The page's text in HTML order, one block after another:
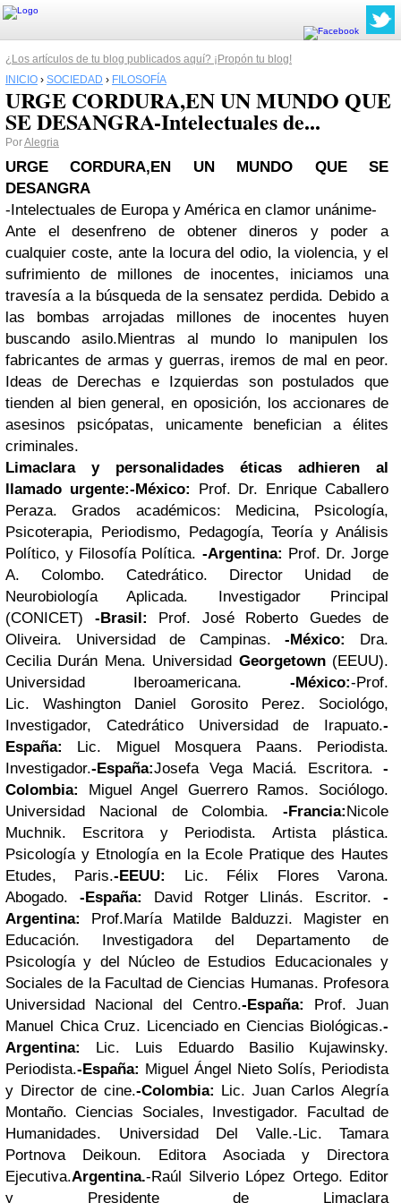
¿Los artículos de tu blog publicados aquí? ¡Propón tu blog!
INICIO › SOCIEDAD › FILOSOFÍA
URGE CORDURA,EN UN MUNDO QUE
SE DESANGRA-Intelectuales de...
PorAlegria
URGE CORDURA,EN UN MUNDO QUE SE
DESANGRA
-Intelectuales de Europa y América en clamor unánime-
Ante el desenfreno de obtener dineros y poder a
cualquier coste, ante la locura del odio, la violencia, y el
sufrimiento de millones de inocentes, iniciamos una
travesía a la búsqueda de la sensatez perdida. Debido a
las bombas arrojadas millones de inocentes huyen
buscando asilo.Mientras al mundo lo manipulen los
fabricantes de armas y guerras, iremos de mal en peor.
Ideas de Derechas e Izquierdas son postulados que
tienden al bien general, en oposición, los accionares de
asesinos psicópatas, unicamente benefician a élites
criminales.
Limaclara y personalidades éticas adhieren al
llamado urgente:-México: Prof. Dr. Enrique Caballero
Peraza. Grados académicos: Medicina, Psicología,
Psicoterapia, Periodismo, Pedagogía, Teoría y Análisis
Político, y Filosofía Política. -Argentina: Prof. Dr. Jorge
A. Colombo. Catedrático. Director Unidad de
Neurobiología Aplicada. Investigador Principal
(CONICET) -Brasil: Prof. José Roberto Guedes de
Oliveira. Universidad de Campinas.-México:
Dra.
Cecilia Durán Mena. Universidad Georgetown(EEUU).
Universidad Iberoamericana. -México:-Prof.
Lic.Washington Daniel Gorosito Perez. Sociológo,
Investigador, Catedrático Universidad de Irapuato.-
España: Lic. Miguel Mosquera Paans. Periodista.
Investigador.-España:Josefa Vega Maciá. Escritora. -
Colombia: Miguel Angel Guerrero Ramos. Sociólogo.
Universidad Nacional de Colombia. -Francia:Nicole
Muchnik. Escritora y Periodista. Artista plástica.
Psicología y Etnología en la Ecole Pratique des Hautes
Etudes, Paris.-EEUU: Lic. Félix Flores Varona.
Abogado. -España: David Rotger Llinás. Escritor.-
Argentina: Prof.María Matilde Balduzzi. Magister en
Educación. Investigadora del Departamento de
Psicología y del Núcleo de Estudios Educacionales y
Sociales de la Facultad de Ciencias Humanas. Profesora
Universidad Nacional del Centro.-España:
Prof. Juan
Manuel Chica Cruz. Licenciado en Ciencias Biológicas.-
Argentina:
Lic. Luis Eduardo Basilio Kujawinsky.
Periodista.-España: Miguel Ángel Nieto Solís, Periodista
y Director de cine.-Colombia: Lic. Juan Carlos Alegría
Montaño. Ciencias Sociales, Investigador. Facultad de
Humanidades. Universidad Del Valle.-Lic. Tamara
Portnova Deikoun. Editora Asociada y Directora
Ejecutiva.Argentina.-Raúl Silverio López Ortego. Editor
y Presidente de Limaclara